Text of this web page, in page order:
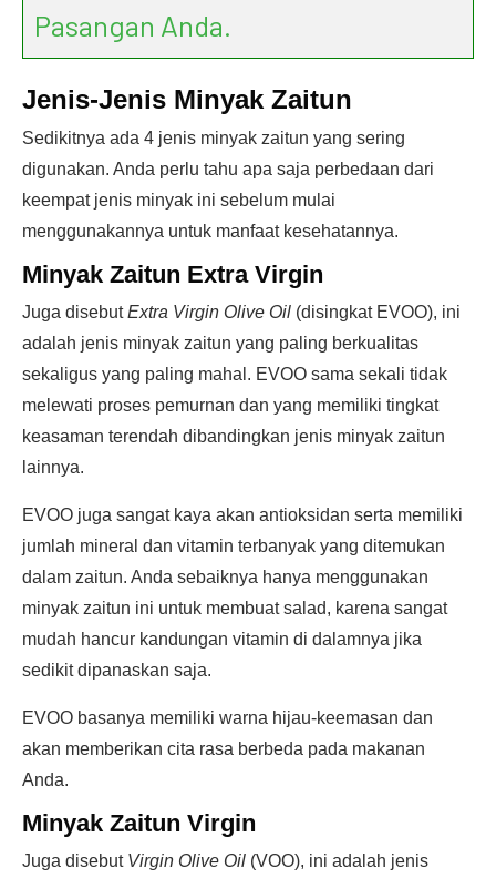
Pasangan Anda.
Jenis-Jenis Minyak Zaitun
Sedikitnya ada 4 jenis minyak zaitun yang sering
digunakan. Anda perlu tahu apa saja perbedaan dari
keempat jenis minyak ini sebelum mulai
menggunakannya untuk manfaat kesehatannya.
Minyak Zaitun Extra Virgin
Juga disebutExtra Virgin Olive Oil (disingkat EVOO), ini
adalah jenis minyak zaitun yang paling berkualitas
sekaligus yang paling mahal. EVOO sama sekali tidak
melewati proses pemurnan dan yang memiliki tingkat
keasaman terendah dibandingkan jenis minyak zaitun
lainnya.
EVOO juga sangat kaya akan antioksidan serta memiliki
jumlah mineral dan vitamin terbanyak yang ditemukan
dalam zaitun. Anda sebaiknya hanya menggunakan
minyak zaitun ini untuk membuat salad, karena sangat
mudah hancur kandungan vitamin di dalamnya jika
sedikit dipanaskan saja.
EVOO basanya memiliki warna hijau-keemasan dan
akan memberikan cita rasa berbeda pada makanan
Anda.
Minyak Zaitun Virgin
Juga disebut Virgin Olive Oil (VOO), ini adalah jenis